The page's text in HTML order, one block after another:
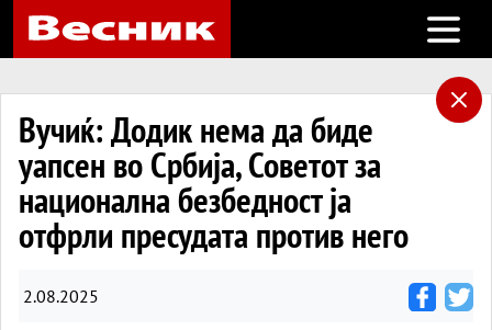
Open
Вучиќ: Додик нема да биде
уапсен во Србија, Советот за
национална безбедност ја
отфрли пресудата против него
2.08.2025